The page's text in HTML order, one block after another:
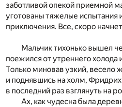
заботливой опекой приемной
уготованы тяжелые испытания
приключения. Все, скоро
Мальчик тихонько вышел
поежился от утреннего холода
Только миновав узкий, весело
и поднявшись на холм,
в последний раз взглянуть на
Ах, как чудесна была